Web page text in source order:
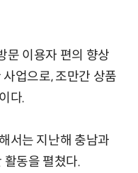
문 이용자 편의 향상
업으로, 조만간 상품
다.
서는 지난해 충남과
활동을 펼쳤다.